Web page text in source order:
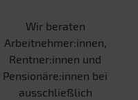
Wir beraten
Arbeitnehmer:innen,
Rentner:innen und
Pensionäre:innen bei
ausschließlich